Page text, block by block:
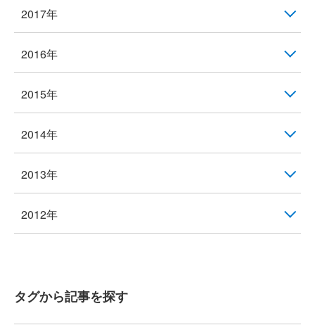
2017年
2016年
2015年
2014年
2013年
2012年
タグから記事を探す